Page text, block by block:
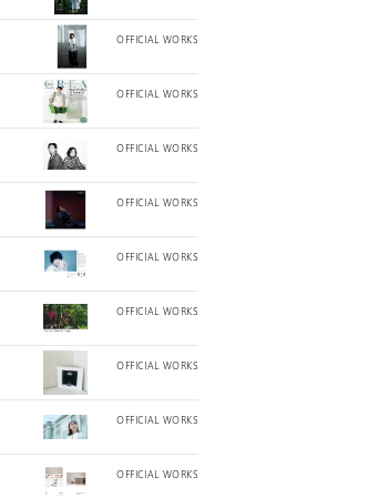
OFFICIAL WORKS
OFFICIAL WORKS
OFFICIAL WORKS
OFFICIAL WORKS
OFFICIAL WORKS
OFFICIAL WORKS
OFFICIAL WORKS
OFFICIAL WORKS
OFFICIAL WORKS